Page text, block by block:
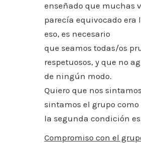
enseñado que muchas
parecía equivocado era
eso, es necesario
que seamos todas/os
respetuosos, y que no
de ningún modo.
Quiero que nos
sintamos el grupo como
la segunda condición
Compromiso con el